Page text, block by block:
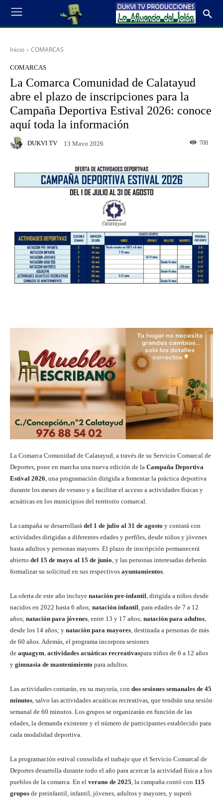
Inicio COMARCAS
COMARCAS
La Comarca Comunidad de Calatayud
abre el plazo de inscripciones para la
Campaña Deportiva Estival 2026: conoce
aquí toda la información
DUKVI TV 13 Mayo 2026 708
La Comarca Comunidad de Calatayud, a través de su Servicio Comarcal de
Deportes, pone en marcha una nueva edición de la Campaña Deportiva
Estival 2026, una programación dirigida a fomentar la práctica deportiva
durante los meses de verano y a facilitar el acceso a actividades físicas y
acuáticas en los municipios del territorio comarcal.
La campaña se desarrollará del 1 de julio al 31 de agosto y contará con
actividades dirigidas a diferentes edades y perfiles, desde niños y jóvenes
hasta adultos y personas mayores. El plazo de inscripción permanecerá
abierto del 15 de mayo al 15 de junio, y las personas interesadas deberán
formalizar su solicitud en sus respectivos ayuntamientos.
La oferta de este año incluye natación pre-infantil, dirigida a niños desde
nacidos en 2022 hasta 6 años; natación infantil, para edades de 7 a 12
años; natación para jóvenes, entre 13 y 17 años; natación para adultos,
desde los 14 años; y natación para mayores, destinada a personas de más
de 60 años. Además, el programa incorpora sesiones
de aquagym, actividades acuáticas recreativaspara niños de 6 a 12 años
y gimnasia de mantenimiento para adultos.
Las actividades contarán, en su mayoría, con dos sesiones semanales de 45
minutos, salvo las actividades acuáticas recreativas, que tendrán una sesión
semanal de 60 minutos. Los grupos se organizarán en función de las
edades, la demanda existente y el número de participantes establecido para
cada modalidad deportiva.
La programación estival consolida el trabajo que el Servicio Comarcal de
Deportes desarrolla durante todo el año para acercar la actividad física a los
pueblos de la comarca. En el verano de 2025, la campaña contó con 115
grupos de preinfantil, infantil, jóvenes, adultos y mayores, y superó